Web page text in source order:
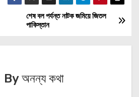
শেষ বল পর্যন্ত নাটক জমিয়ে জিতল
পাকিস্তান
Byঅনন্য কথা